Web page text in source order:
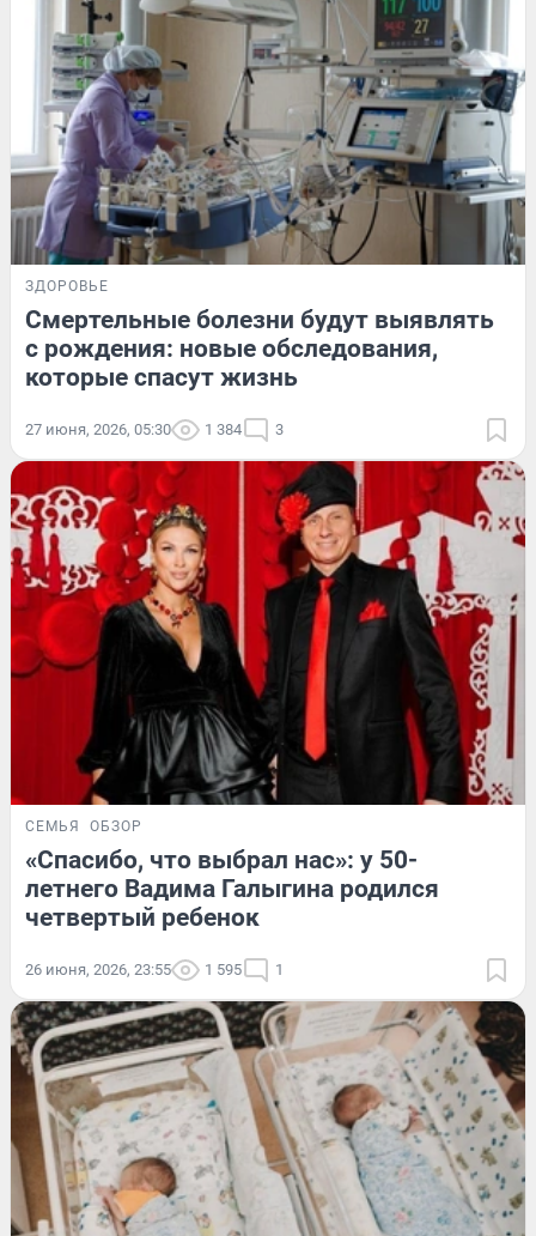
ЗДОРОВЬЕ
Смертельные болезни будут выявлять
с рождения: новые обследования,
которые спасут жизнь
27 июня, 2026, 05:30 1 384 3
СЕМЬЯ ОБЗОР
«Спасибо, что выбрал нас»: у 50-
летнего Вадима Галыгина родился
четвертый ребенок
26 июня, 2026, 23:55 1 595 1